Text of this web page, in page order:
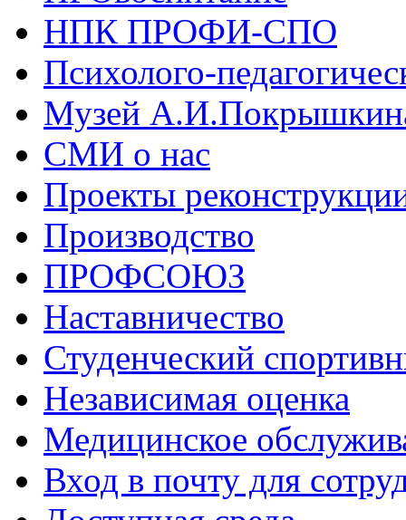
НПК ПРОФИ-СПО
Психолого-
Музей
СМИ о нас
Проекты
Производство
ПРОФСОЮЗ
Наставничество
Студенческий
Независимая оценка
Медицинское
Вход в почту для